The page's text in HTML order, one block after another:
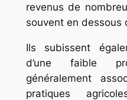
revenus de
souvent en dessous
Ils subissent
d’une faible
généralement
pratiques